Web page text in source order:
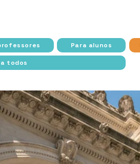
Para alunos
todos